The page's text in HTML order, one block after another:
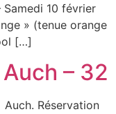
10 février
» (tenue orange
[…]
– 32
Réservation